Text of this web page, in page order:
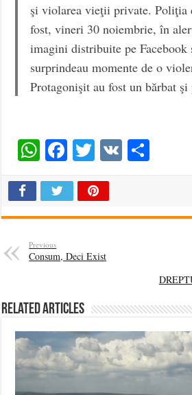
şi violarea vieţii private. Poliţia
fost, vineri 30 noiembrie, în
imagini distribuite pe Facebook
surprindeau momente de o
Protagonişit au fost un bărbat
WhatsApp
Facebook
Twitter
VK
Previous
Consum, Deci Exist
Related Articles